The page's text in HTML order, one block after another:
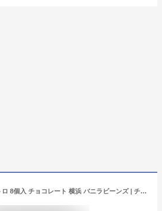
ショーコラ & パリトロ 8個入 チョコレート 横浜 バニラビーンズ | チョコサンド 生チョコ チョコ 洋菓子 お菓子 高級 チョコレートギフト ギフト おしゃれ 個包装 詰め合わせ お取り寄せ スイーツ プレゼント 2025 配り用 小分け